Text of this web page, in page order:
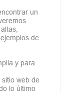
un
de
y para
web de
lo último